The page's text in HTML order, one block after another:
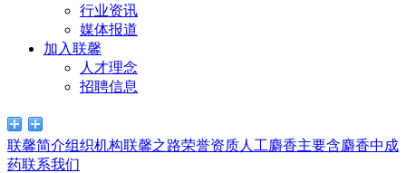
行业资讯
媒体报道
加入联馨
人才理念
招聘信息
联馨简介组织机构联馨之路荣誉资质人工麝香主要含麝香中成
药联系我们